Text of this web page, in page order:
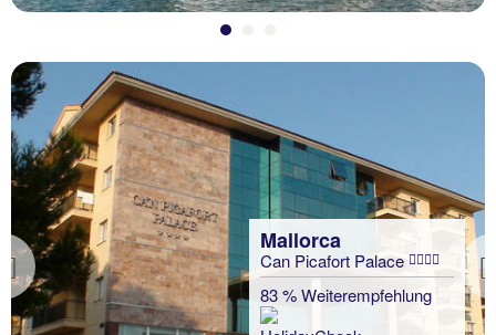
Previous
Mallorca
Can Picafort Palace
83 % Weiterempfehlung